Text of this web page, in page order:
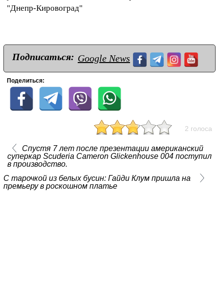
"Днепр-Кировоград"
Подписаться: Google News
Поделиться:
2 голоса
Спустя 7 лет после презентации американский
суперкар Scuderia Cameron Glickenhouse 004 поступил
в производство.
С тарочкой из белых бусин: Гайди Клум пришла на
премьеру в роскошном платье